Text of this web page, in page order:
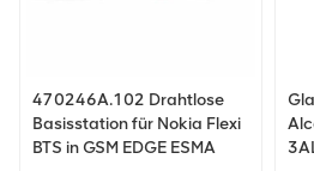
470246A.102 Drahtlose
Basisstation für Nokia Flexi
BTS in GSM EDGE ESMA